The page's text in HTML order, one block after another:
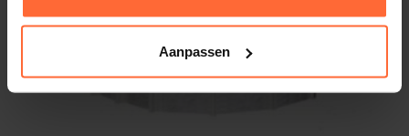
Aanpassen